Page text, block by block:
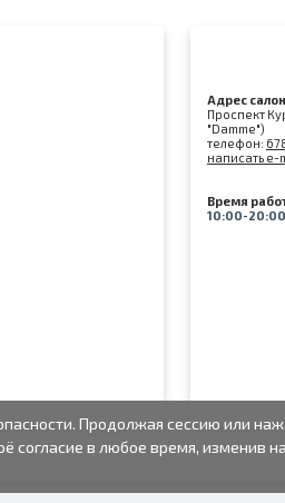
Адрес
Проспект
"Damme")
телефон:
написать e-
Время
10:00-
Продолжая сессию или
согласие в любое время, изменив